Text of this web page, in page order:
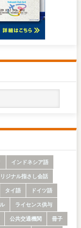
インドネシア語
ジナル指さし会話
タイ語
ドイツ語
ライセンス供与
公共交通機関
冊子